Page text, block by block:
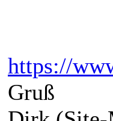
https://
Gruß